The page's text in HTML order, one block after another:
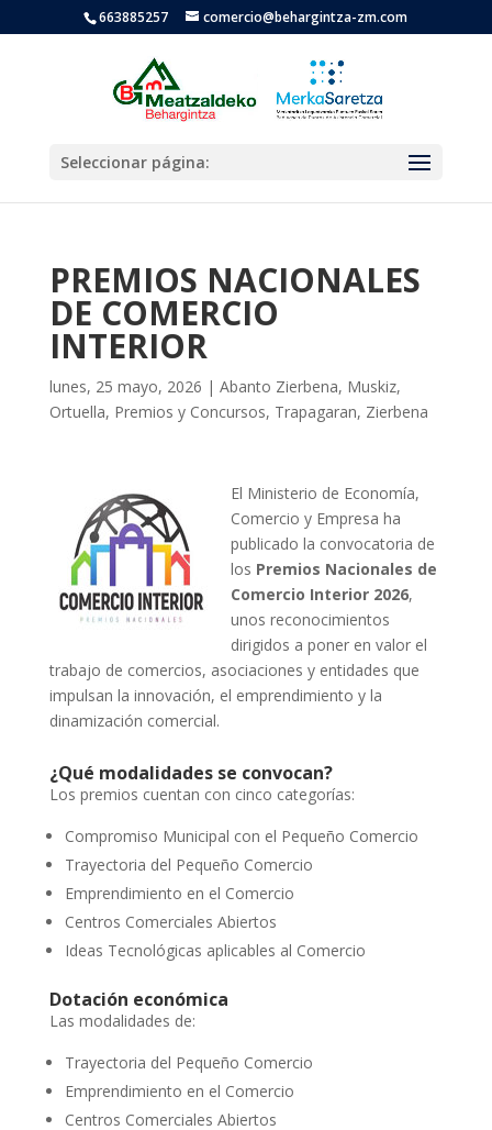
663885257 comercio@behargintza-zm.com
Seleccionar página:
PREMIOS NACIONALES
DE COMERCIO
INTERIOR
lunes, 25 mayo, 2026 | Abanto Zierbena, Muskiz,
Ortuella, Premios y Concursos, Trapagaran, Zierbena
El Ministerio de Economía,
Comercio y Empresa ha
publicado la convocatoria de
los Premios Nacionales de
Comercio Interior 2026,
unos reconocimientos
dirigidos a poner en valor el
trabajo de comercios, asociaciones y entidades que
impulsan la innovación, el emprendimiento y la
dinamización comercial.
¿Qué modalidades se convocan?
Los premios cuentan con cinco categorías:
Compromiso Municipal con el Pequeño Comercio
Trayectoria del Pequeño Comercio
Emprendimiento en el Comercio
Centros Comerciales Abiertos
Ideas Tecnológicas aplicables al Comercio
Dotación económica
Las modalidades de:
Trayectoria del Pequeño Comercio
Emprendimiento en el Comercio
Centros Comerciales Abiertos